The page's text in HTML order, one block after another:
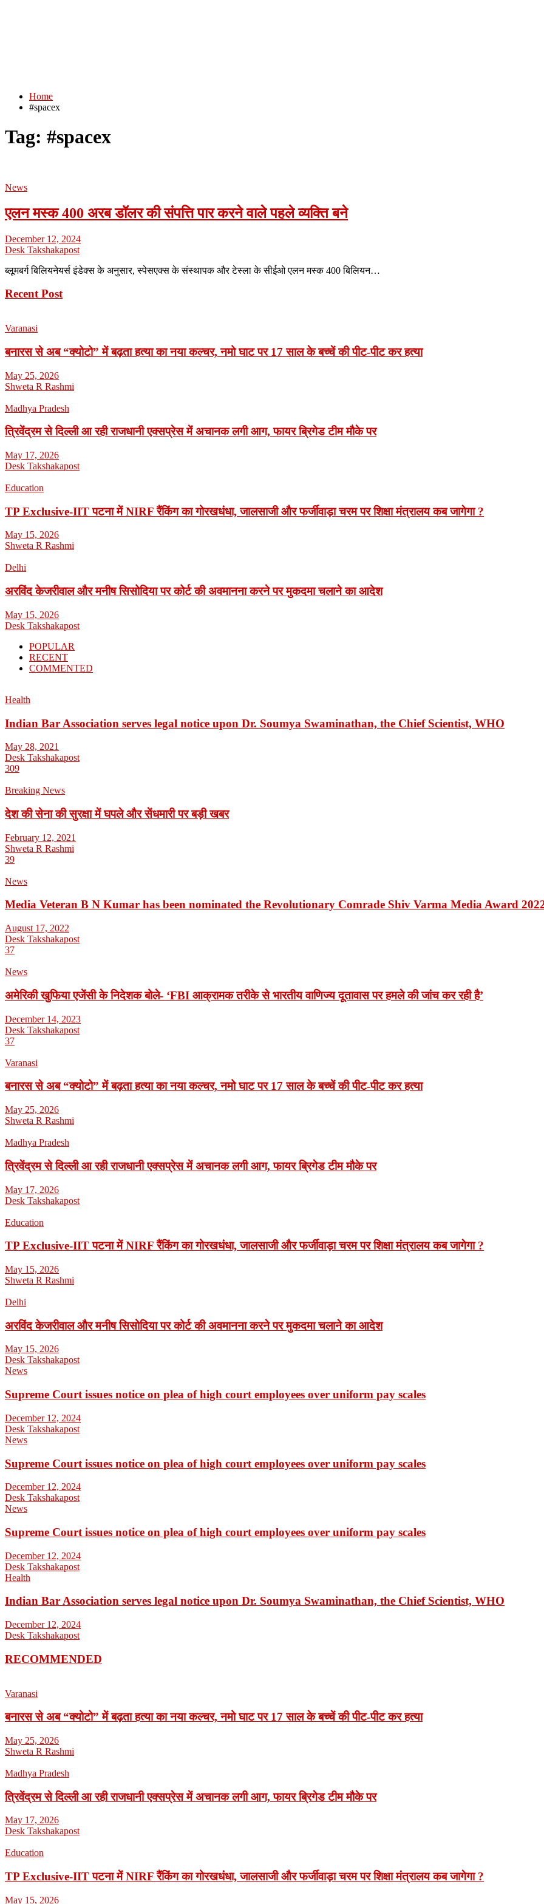
Home
#spacex
Tag: #spacex
News
एलन मस्क 400 अरब डॉलर की संपत्ति पार करने वाले पहले व्यक्ति बने
December 12, 2024
Desk Takshakapost
ब्लूमबर्ग बिलियनेयर्स इंडेक्स के अनुसार, स्पेसएक्स के संस्थापक और टेस्ला के सीईओ एलन मस्क 400 बिलियन…
Recent Post
Varanasi
बनारस से अब “क्योटो” में बढ़ता हत्या का नया कल्चर, नमो घाट पर 17 साल के बच्चें की पीट-पीट कर हत्या
May 25, 2026
Shweta R Rashmi
Madhya Pradesh
त्रिवेंद्रम से दिल्ली आ रही राजधानी एक्सप्रेस में अचानक लगी आग, फायर ब्रिगेड टीम मौके पर
May 17, 2026
Desk Takshakapost
Education
TP Exclusive-IIT पटना में NIRF रैंकिंग का गोरखधंधा, जालसाजी और फर्जीवाड़ा चरम पर शिक्षा मंत्रालय कब जागेगा ?
May 15, 2026
Shweta R Rashmi
Delhi
अरविंद केजरीवाल और मनीष सिसोदिया पर कोर्ट की अवमानना करने पर मुकदमा चलाने का आदेश
May 15, 2026
Desk Takshakapost
POPULAR
RECENT
COMMENTED
Health
Indian Bar Association serves legal notice upon Dr. Soumya Swaminathan, the Chief Scientist, WHO
May 28, 2021
Desk Takshakapost
309
Breaking News
देश की सेना की सुरक्षा में घपले और सेंधमारी पर बड़ी खबर
February 12, 2021
Shweta R Rashmi
39
News
Media Veteran B N Kumar has been nominated the Revolutionary Comrade Shiv Varma Media Award
August 17, 2022
Desk Takshakapost
37
News
अमेरिकी खुफिया एजेंसी के निदेशक बोले- ‘FBI आक्रामक तरीके से भारतीय वाणिज्य दूतावास पर हमले की जांच कर रही है’
December 14, 2023
Desk Takshakapost
37
Varanasi
बनारस से अब “क्योटो” में बढ़ता हत्या का नया कल्चर, नमो घाट पर 17 साल के बच्चें की पीट-पीट कर हत्या
May 25, 2026
Shweta R Rashmi
Madhya Pradesh
त्रिवेंद्रम से दिल्ली आ रही राजधानी एक्सप्रेस में अचानक लगी आग, फायर ब्रिगेड टीम मौके पर
May 17, 2026
Desk Takshakapost
Education
TP Exclusive-IIT पटना में NIRF रैंकिंग का गोरखधंधा, जालसाजी और फर्जीवाड़ा चरम पर शिक्षा मंत्रालय कब जागेगा ?
May 15, 2026
Shweta R Rashmi
Delhi
अरविंद केजरीवाल और मनीष सिसोदिया पर कोर्ट की अवमानना करने पर मुकदमा चलाने का आदेश
May 15, 2026
Desk Takshakapost
News
Supreme Court issues notice on plea of high court employees over uniform pay scales
December 12, 2024
Desk Takshakapost
News
Supreme Court issues notice on plea of high court employees over uniform pay scales
December 12, 2024
Desk Takshakapost
News
Supreme Court issues notice on plea of high court employees over uniform pay scales
December 12, 2024
Desk Takshakapost
Health
Indian Bar Association serves legal notice upon Dr. Soumya Swaminathan, the Chief Scientist, WHO
December 12, 2024
Desk Takshakapost
RECOMMENDED
Varanasi
बनारस से अब “क्योटो” में बढ़ता हत्या का नया कल्चर, नमो घाट पर 17 साल के बच्चें की पीट-पीट कर हत्या
May 25, 2026
Shweta R Rashmi
Madhya Pradesh
त्रिवेंद्रम से दिल्ली आ रही राजधानी एक्सप्रेस में अचानक लगी आग, फायर ब्रिगेड टीम मौके पर
May 17, 2026
Desk Takshakapost
Education
TP Exclusive-IIT पटना में NIRF रैंकिंग का गोरखधंधा, जालसाजी और फर्जीवाड़ा चरम पर शिक्षा मंत्रालय कब जागेगा ?
May 15, 2026